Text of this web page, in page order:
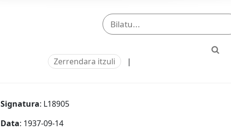
Zerrendara itzuli |
Signatura: L18905
Data: 1937-09-14